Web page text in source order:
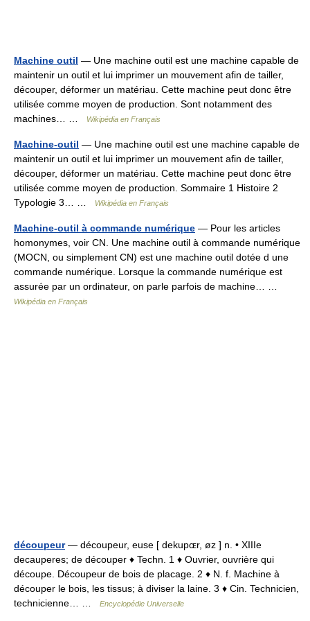
Machine outil — Une machine outil est une machine capable de
maintenir un outil et lui imprimer un mouvement afin de tailler,
découper, déformer un matériau. Cette machine peut donc être
utilisée comme moyen de production. Sont notamment des
machines… …
Wikipédia en Français
Machine-outil — Une machine outil est une machine capable de
maintenir un outil et lui imprimer un mouvement afin de tailler,
découper, déformer un matériau. Cette machine peut donc être
utilisée comme moyen de production. Sommaire 1 Histoire 2
Typologie 3… …
Wikipédia en Français
Machine-outil à commande numérique — Pour les articles
homonymes, voir CN. Une machine outil à commande numérique
(MOCN, ou simplement CN) est une machine outil dotée d une
commande numérique. Lorsque la commande numérique est
assurée par un ordinateur, on parle parfois de machine… …
Wikipédia en Français
découpeur— découpeur, euse [ dekupɶr, øz ] n. • XIIIe
decauperes; de découper ♦ Techn. 1 ♦ Ouvrier, ouvrière qui
découpe. Découpeur de bois de placage. 2 ♦ N. f. Machine à
découper le bois, les tissus; à diviser la laine. 3 ♦ Cin. Technicien,
technicienne… …
Encyclopédie Universelle